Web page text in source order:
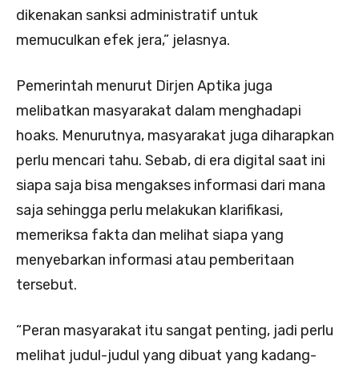
dikenakan sanksi administratif untuk
memuculkan efek jera,” jelasnya.
Pemerintah menurut Dirjen Aptika juga
melibatkan masyarakat dalam menghadapi
hoaks. Menurutnya, masyarakat juga diharapkan
perlu mencari tahu. Sebab, di era digital saat ini
siapa saja bisa mengakses informasi dari mana
saja sehingga perlu melakukan klarifikasi,
memeriksa fakta dan melihat siapa yang
menyebarkan informasi atau pemberitaan
tersebut.
“Peran masyarakat itu sangat penting, jadi perlu
melihat judul-judul yang dibuat yang kadang-